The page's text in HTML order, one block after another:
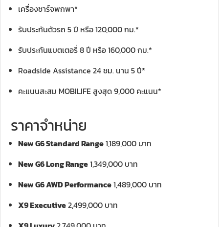
เครื่องชาร์จพกพา*
รับประกันตัวรถ 5 ปี หรือ 120,000 กม.*
รับประกันแบตเตอรี่ 8 ปี หรือ 160,000 กม.*
Roadside Assistance 24 ชม. นาน 5 ปี*
คะแนนสะสม MOBILIFE สูงสุด 9,000 คะแนน*
ราคาจำหน่าย
New G6 Standard Range1,189,000 บาท
New G6 Long Range1,349,000 บาท
New G6 AWD Performance1,489,000 บาท
X9 Executive2,499,000 บาท